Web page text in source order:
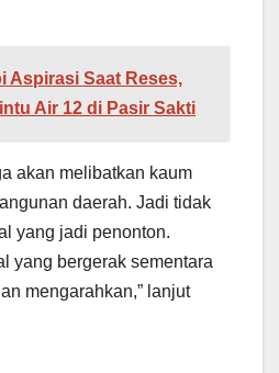
Aspirasi Saat Reses,
Air 12 di Pasir Sakti
akan melibatkan kaum
daerah. Jadi tidak
yang jadi penonton.
yang bergerak sementara
mengarahkan,” lanjut